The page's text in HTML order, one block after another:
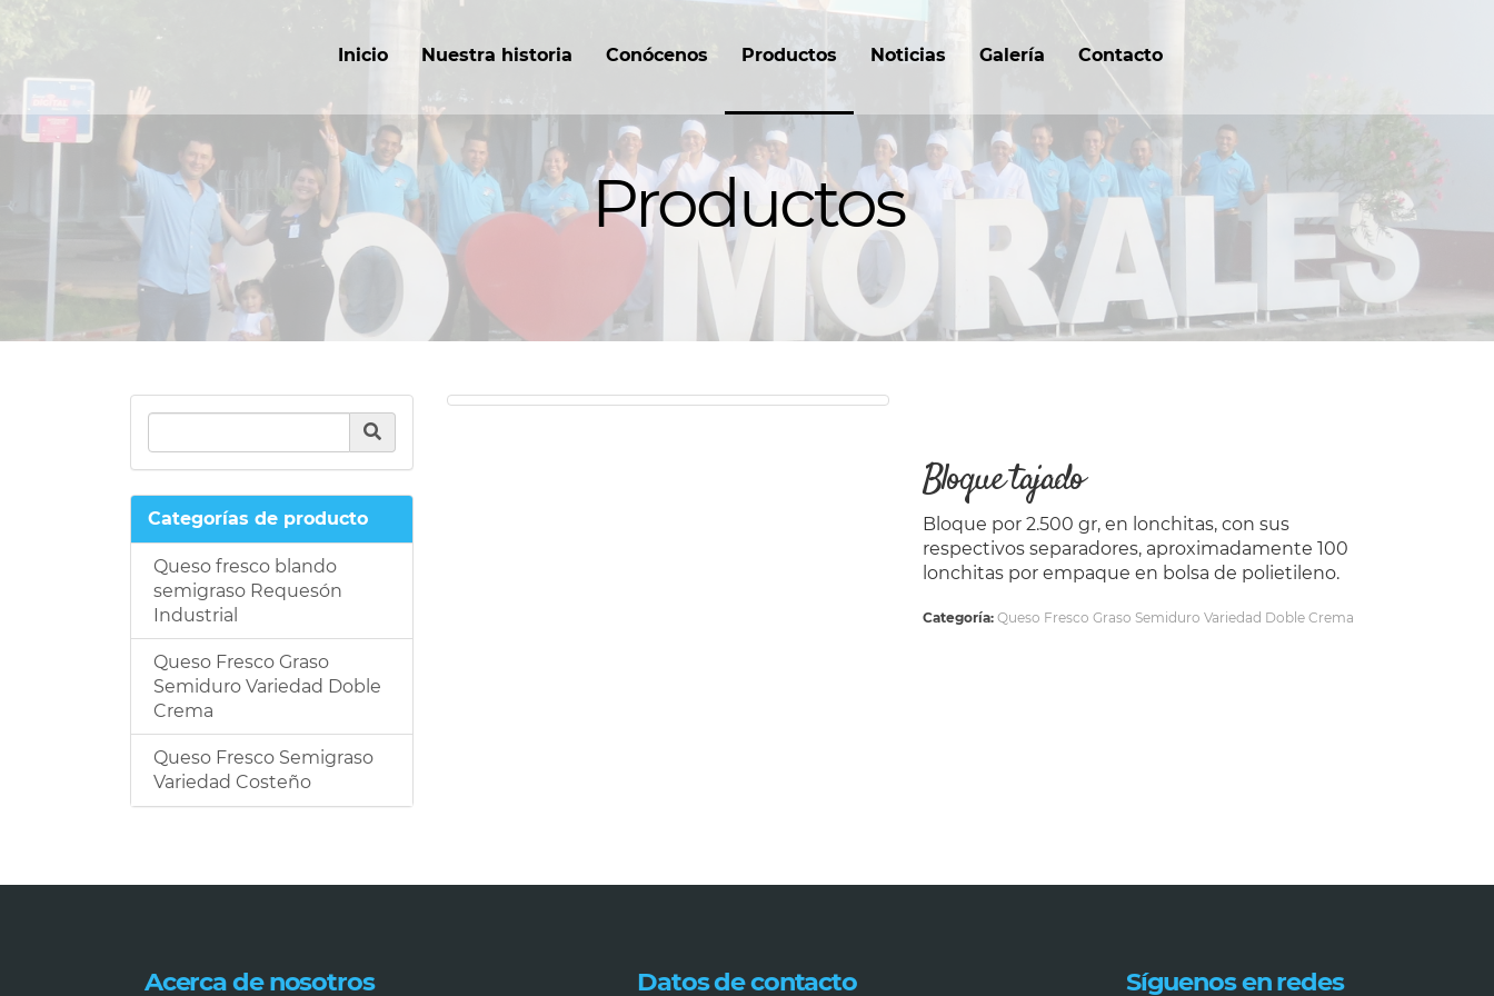
Inicio Nuestra historia Conócenos Productos Noticias Galería Contacto
Productos
Product Search
Categorías de producto
Queso fresco blando
semigraso Requesón
Industrial
Queso Fresco Graso
Semiduro Variedad Doble
Crema
Queso Fresco Semigraso
Variedad Costeño
Bloque tajado
Bloque por 2.500 gr, en lonchitas, con sus
respectivos separadores, aproximadamente 100
lonchitas por empaque en bolsa de polietileno.
Categoría: Queso Fresco Graso Semiduro Variedad Doble Crema
Acerca de nosotros Datos de contacto Síguenos en redes